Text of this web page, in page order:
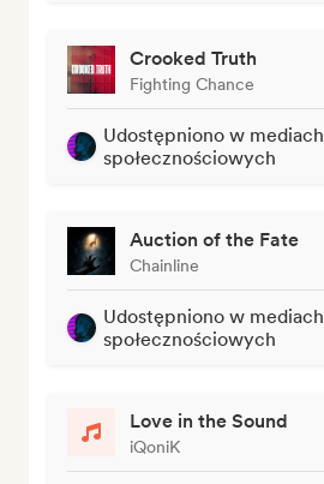
Crooked Truth
Fighting Chance
Udostępniono w mediach
społecznościowych
Auction of the Fate
Chainline
Udostępniono w mediach
społecznościowych
Love in the Sound
iQoniK